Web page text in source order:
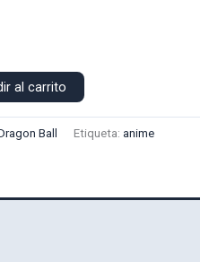
al carrito
Ball Etiqueta: anime